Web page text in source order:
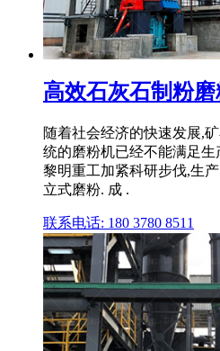
高效石灰石制粉
随着社会经济的快速发展,
统的磨粉机已经不能满足
黎明重工加紧科研步伐,生
立式磨粉. 成 .
联系电话: 180 3780 8511